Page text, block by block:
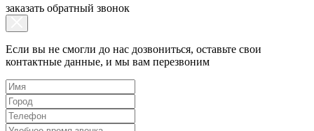
заказать обратный звонок
Если вы не смогли до нас дозвониться, оставьте свои
контактные данные, и мы вам перезвоним